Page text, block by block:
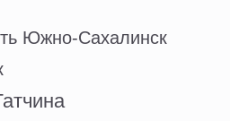
Южно-Сахалинск